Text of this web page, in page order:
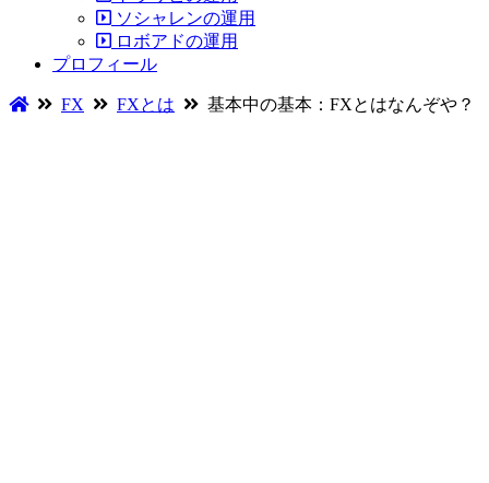
ソシャレンの運用
ロボアドの運用
プロフィール
FX FXとは 基本中の基本：FXとはなんぞや？